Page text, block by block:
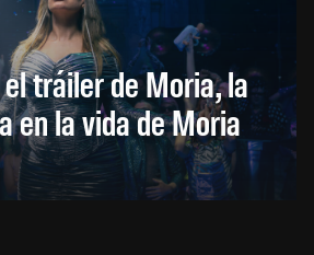
tráiler de Moria, la
en la vida de Moria